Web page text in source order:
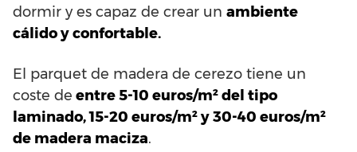
dormir y es capaz de crear un ambiente
cálido y confortable.
El parquet de madera de cerezo tiene un
coste de entre 5-10 euros/m² del tipo
laminado, 15-20 euros/m² y 30-40 euros/m²
de madera maciza.